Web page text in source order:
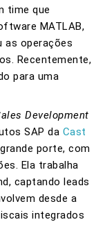
time que
MATLAB,
as operações
Recentemente,
para uma
Development
SAP da Cast
porte, com
Ela trabalha
captando leads
desde a
integrados